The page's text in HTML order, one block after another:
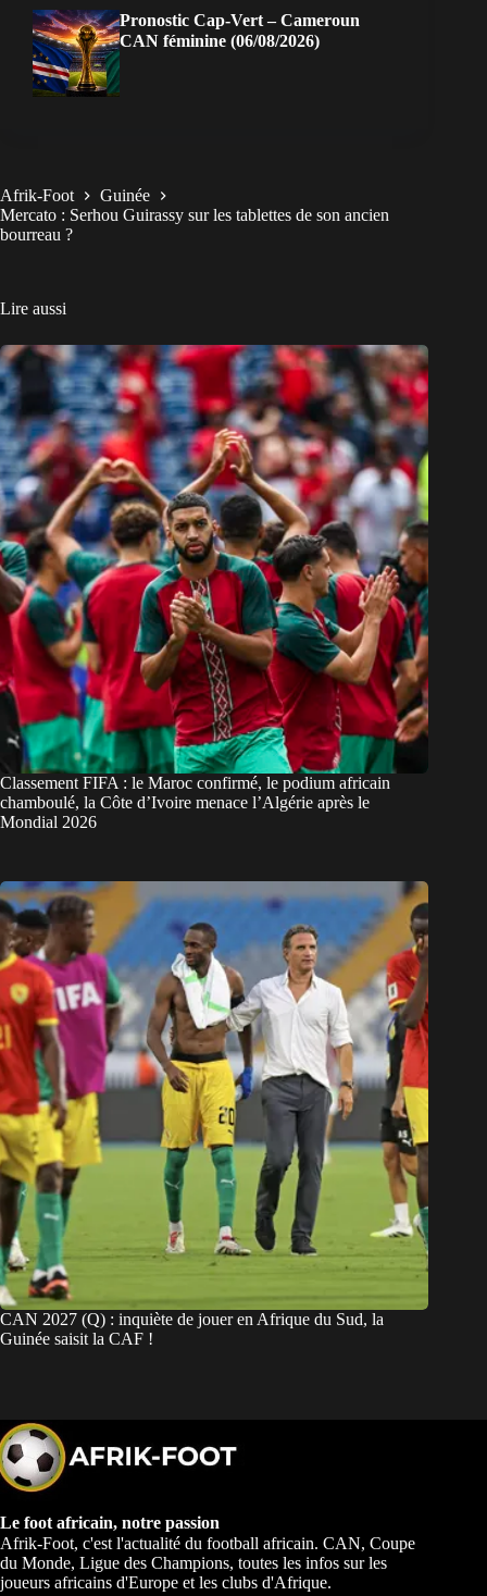
Pronostic Cap-Vert – Cameroun
CAN féminine (06/08/2026)
Afrik-Foot
Guinée
Mercato : Serhou Guirassy sur les tablettes de son ancien
bourreau ?
Lire aussi
Classement FIFA : le Maroc confirmé, le podium africain
chamboulé, la Côte d’Ivoire menace l’Algérie après le
Mondial 2026
CAN 2027 (Q) : inquiète de jouer en Afrique du Sud, la
Guinée saisit la CAF !
Le foot africain, notre passion
Afrik-Foot, c'est l'actualité du football africain. CAN, Coupe
du Monde, Ligue des Champions, toutes les infos sur les
joueurs africains d'Europe et les clubs d'Afrique.